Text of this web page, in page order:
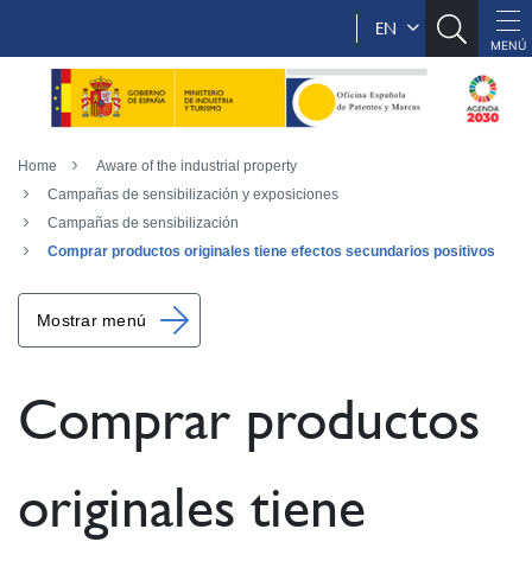
EN
Home
Aware of the industrial property
Campañas de sensibilización y exposiciones
Campañas de sensibilización
Comprar productos originales tiene efectos secundarios positivos
Mostrar menú
Comprar productos
originales tiene